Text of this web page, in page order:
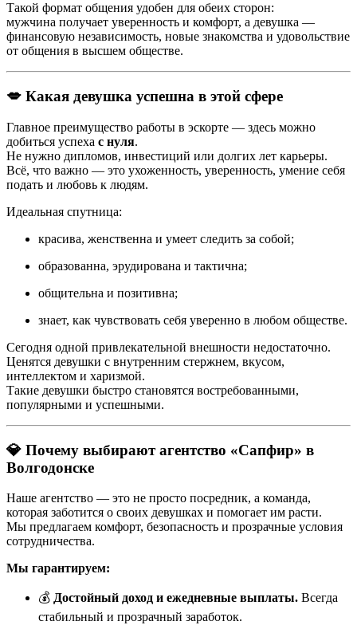
Такой формат общения удобен для обеих сторон:
мужчина получает уверенность и комфорт, а девушка —
финансовую независимость, новые знакомства и удовольствие
от общения в высшем обществе.
💋 Какая девушка успешна в этой сфере
Главное преимущество работы в эскорте — здесь можно
добиться успеха с нуля.
Не нужно дипломов, инвестиций или долгих лет карьеры.
Всё, что важно — это ухоженность, уверенность, умение себя
подать и любовь к людям.
Идеальная спутница:
красива, женственна и умеет следить за собой;
образованна, эрудирована и тактична;
общительна и позитивна;
знает, как чувствовать себя уверенно в любом обществе.
Сегодня одной привлекательной внешности недостаточно.
Ценятся девушки с внутренним стержнем, вкусом,
интеллектом и харизмой.
Такие девушки быстро становятся востребованными,
популярными и успешными.
💎 Почему выбирают агентство «Сапфир» в
Волгодонске
Наше агентство — это не просто посредник, а команда,
которая заботится о своих девушках и помогает им расти.
Мы предлагаем комфорт, безопасность и прозрачные условия
сотрудничества.
Мы гарантируем:
💰 Достойный доход и ежедневные выплаты. Всегда
стабильный и прозрачный заработок.